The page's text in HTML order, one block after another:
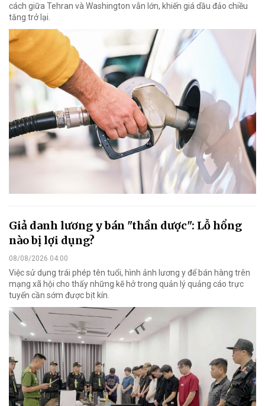
cách giữa Tehran và Washington vẫn lớn, khiến giá dầu đảo chiều
tăng trở lại.
Giả danh lương y bán "thần dược": Lỗ hổng
nào bị lợi dụng?
08/08/2026 04:00
Việc sử dụng trái phép tên tuổi, hình ảnh lương y để bán hàng trên
mạng xã hội cho thấy những kẽ hở trong quản lý quảng cáo trực
tuyến cần sớm được bịt kín.